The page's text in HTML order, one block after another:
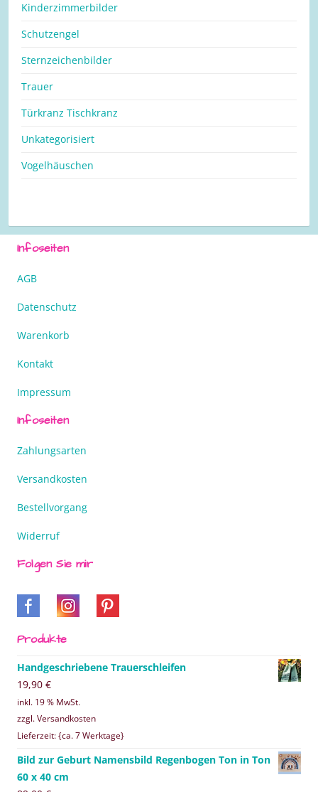
Kinderzimmerbilder
Schutzengel
Sternzeichenbilder
Trauer
Türkranz Tischkranz
Unkategorisiert
Vogelhäuschen
Infoseiten
AGB
Datenschutz
Warenkorb
Kontakt
Impressum
Infoseiten
Zahlungsarten
Versandkosten
Bestellvorgang
Widerruf
Folgen Sie mir
Produkte
Handgeschriebene Trauerschleifen
19,90 €
inkl. 19 % MwSt.
zzgl. Versandkosten
Lieferzeit: {ca. 7 Werktage}
Bild zur Geburt Namensbild Regenbogen Ton in Ton
60 x 40 cm